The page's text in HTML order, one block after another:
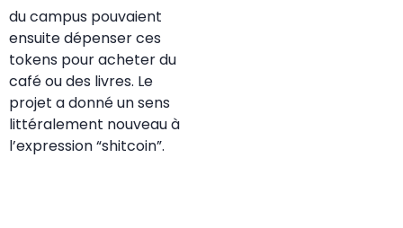
du campus pouvaient
ensuite dépenser ces
tokens pour acheter du
café ou des livres. Le
projet a donné un sens
littéralement nouveau à
l’expression “shitcoin”.